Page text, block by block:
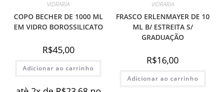
VIDRARIA
COPO BECHER DE 1000 ML
EM VIDRO BOROSSILICATO
R$45,00
Adicionar ao carrinho
VIDRARIA
FRASCO ERLENMAYER DE 10
ML B/ ESTREITA S/
GRADUAÇÃO
R$16,00
Adicionar ao carrinho